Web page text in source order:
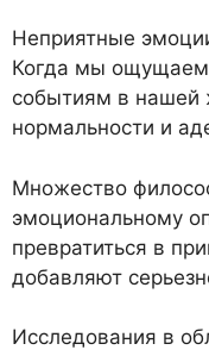
Неприятные
Когда мы ощущаем
событиям в нашей
нормальности и
Множество
эмоциональному
превратиться в
добавляют
Исследования в